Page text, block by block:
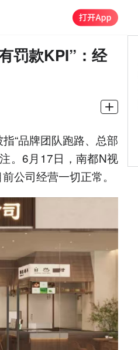
罚款KPI”：经
“品牌团队跑路、总部
。6月17日，南都N视
公司经营一切正常。